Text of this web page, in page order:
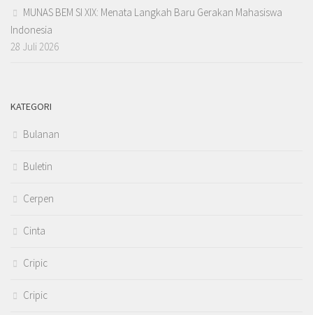
MUNAS BEM SI XIX: Menata Langkah Baru Gerakan Mahasiswa
Indonesia
28 Juli 2026
KATEGORI
Bulanan
Buletin
Cerpen
Cinta
Cripic
Cripic